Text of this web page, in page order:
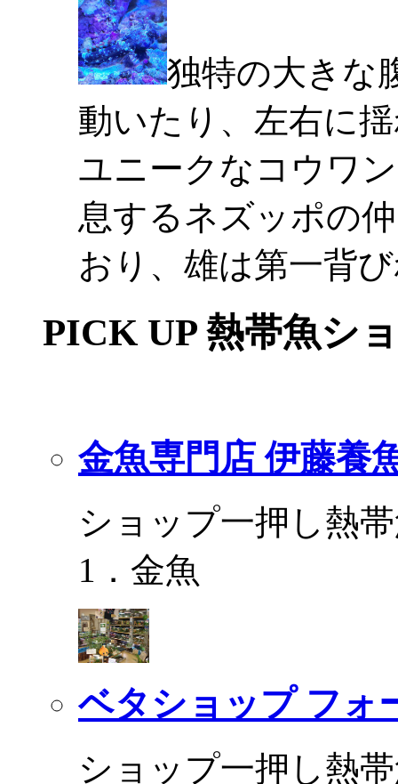
独特の大きな
動いたり、左右に
ユニークなコウワ
息するネズッポの
おり、雄は第一背
PICK UP 熱帯魚シ
金魚専門店 伊藤養
ショップ一押し熱
1．金魚
ベタショップ フォ
ショップ一押し熱